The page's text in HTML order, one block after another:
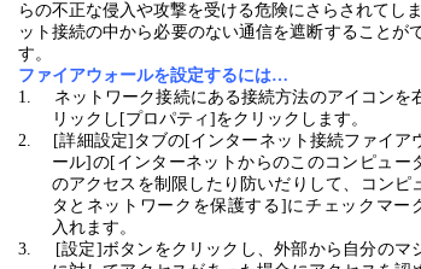
らの不正な侵入や攻撃を受ける危険にさらされてし
ット接続の中から必要のない通信を遮断することが
す。
ファイアウォールを設定するには…
1.
ネットワーク接続にある接続方法のアイコンを
リックし [プロパティ]をクリックします。
2.
[詳細設定]タブの[インターネット接続ファイア
ール]の[インターネットからのこのコンピュー
のアクセスを制限したり防いだりして、コンピ
タとネットワークを保護する]にチェックマー
入れます。
3.
[設定]ボタンをクリックし、外部から自分のマ